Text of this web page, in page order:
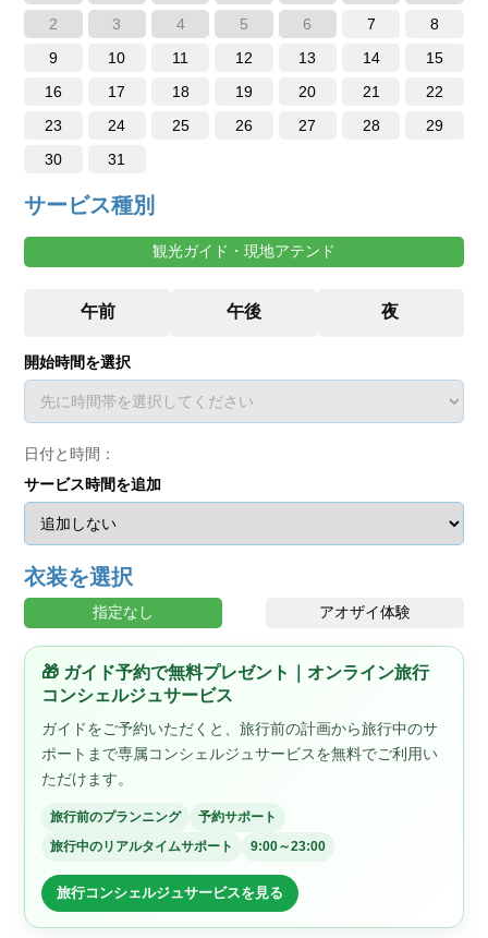
2
3 4 5 6 7
8
9
10 11 12 13 14
15
16
17 18 19 20 21
22
23
24 25 26 27 28
29
30
31
サービス種別
観光ガイド・現地アテンド
開始時間を選択
日付と時間：
サービス時間を追加
衣装を選択
指定なし アオザイ体験
🎁 ガイド予約で無料プレゼント｜オンライン旅行
コンシェルジュサービス
ガイドをご予約いただくと、旅行前の計画から旅行中のサ
ポートまで専属コンシェルジュサービスを無料でご利用い
ただけます。
旅行前のプランニング
予約サポート
旅行中のリアルタイムサポート
9:00～23:00
旅行コンシェルジュサービスを見る